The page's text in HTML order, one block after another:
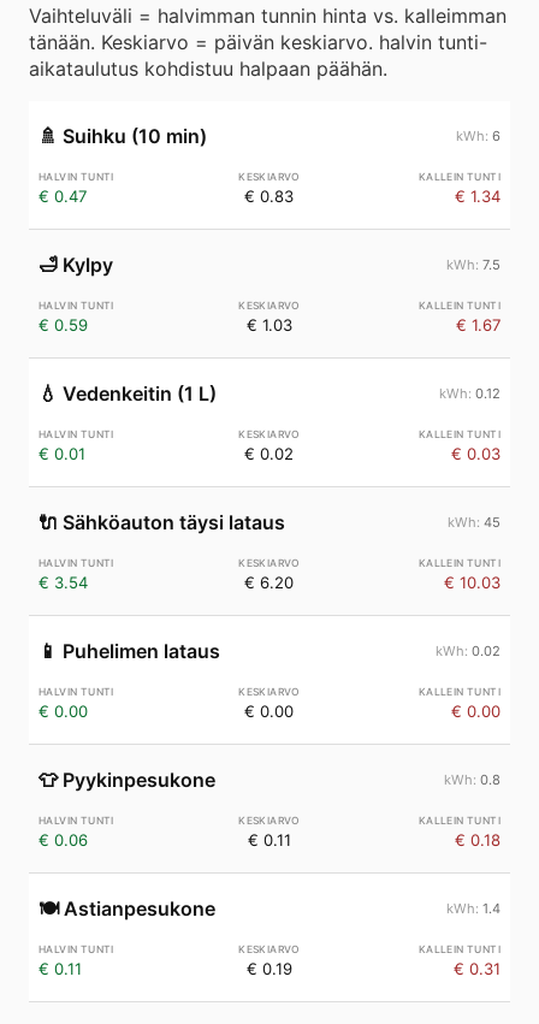
Vaihteluväli = halvimman tunnin hinta vs. kalleimman
tänään. Keskiarvo = päivän keskiarvo. halvin tunti-
aikataulutus kohdistuu halpaan päähän.
🚿 Suihku (10 min) 6
€ 0.47 € 0.83 € 1.34
🛁 Kylpy 7.5
€ 0.59 € 1.03 € 1.67
💧 Vedenkeitin (1 L) 0.12
€ 0.01 € 0.02 € 0.03
🔌 Sähköauton täysi lataus 45
€ 3.54 € 6.20 € 10.03
📱 Puhelimen lataus 0.02
€ 0.00 € 0.00 € 0.00
👕 Pyykinpesukone 0.8
€ 0.06 € 0.11 € 0.18
🍽️ Astianpesukone 1.4
€ 0.11 € 0.19 € 0.31